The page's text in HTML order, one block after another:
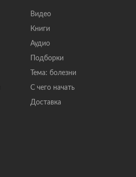
Видео
Книги
Аудио
Подборки
Тема: болезни
С чего начать
Доставка